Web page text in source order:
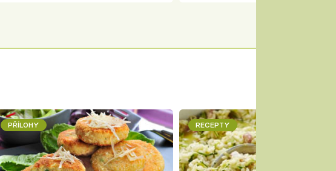
PŘÍLOHY RECEPTY